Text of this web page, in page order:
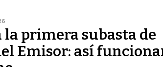
primera subasta de
Emisor: así